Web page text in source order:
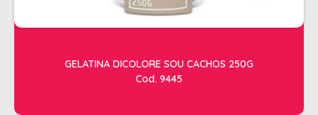
GELATINA DICOLORE SOU CACHOS 250G
Cod. 9445